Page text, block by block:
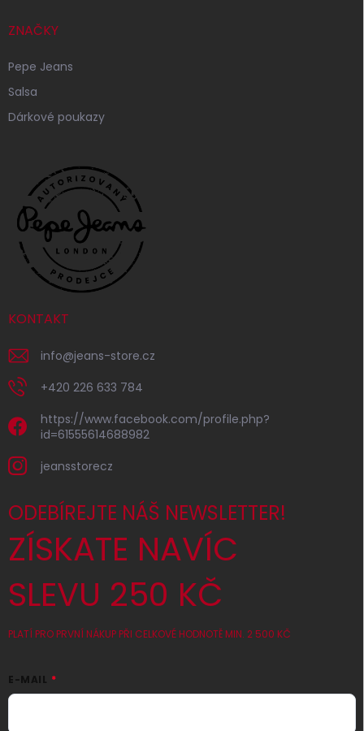
ZNAČKY
Pepe Jeans
Salsa
Dárkové poukazy
KONTAKT
info@jeans-store.cz
+420 226 633 784
https://www.facebook.com/profile.php?
id=61555614688982
jeansstorecz
ODEBÍREJTE NÁŠ NEWSLETTER!
ZÍSKATE NAVÍC
SLEVU 250 KČ
PLATÍ PRO PRVNÍ NÁKUP PŘI CELKOVÉ HODNOTĚ MIN. 2 500 KČ
E-MAIL